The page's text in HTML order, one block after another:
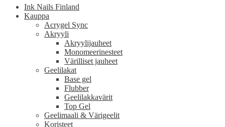
Ink Nails Finland
Kauppa
Acrygel Sync
Akryyli
Akryylijauheet
Monomeerinesteet
Värilliset jauheet
Geelilakat
Base gel
Flubber
Geelilakkavärit
Top Gel
Geelimaali & Värigeelit
Koristeet